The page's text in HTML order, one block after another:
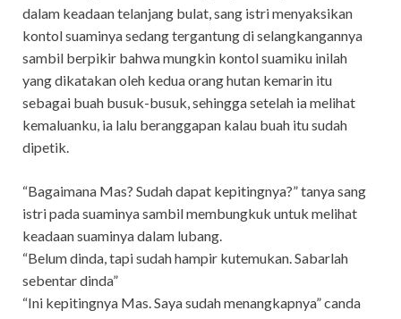
dalam keadaan telanjang bulat, sang istri menyaksikan
kontol suaminya sedang tergantung di selangkangannya
sambil berpikir bahwa mungkin kontol suamiku inilah
yang dikatakan oleh kedua orang hutan kemarin itu
sebagai buah busuk-busuk, sehingga setelah ia melihat
kemaluanku, ia lalu beranggapan kalau buah itu sudah
dipetik.
“Bagaimana Mas? Sudah dapat kepitingnya?” tanya sang
istri pada suaminya sambil membungkuk untuk melihat
keadaan suaminya dalam lubang.
“Belum dinda, tapi sudah hampir kutemukan. Sabarlah
sebentar dinda”
“Ini kepitingnya Mas. Saya sudah menangkapnya” canda